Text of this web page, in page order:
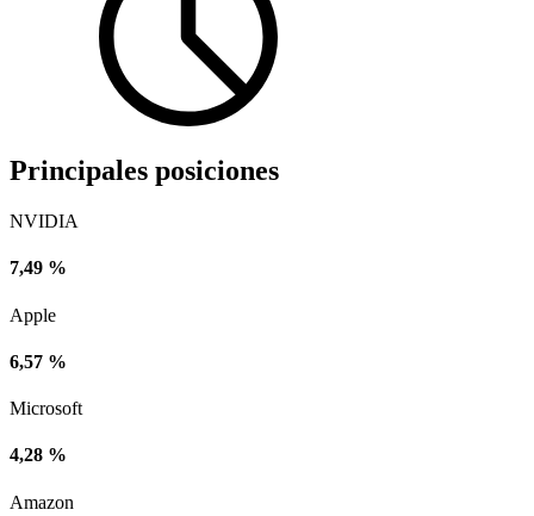
Principales posiciones
NVIDIA
7,49 %
Apple
6,57 %
Microsoft
4,28 %
Amazon